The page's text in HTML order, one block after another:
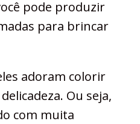
pode produzir
para brincar
adoram colorir
Ou seja,
com muita